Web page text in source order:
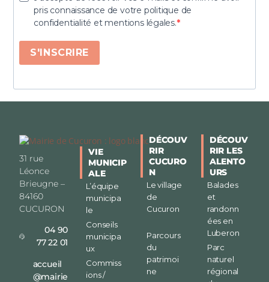
pris connaissance de votre politique de
confidentialité et mentions légales.
S'INSCRIRE
31 rue
Léonce
Brieugne –
84160
CUCURON
04 90
77 22 01
accueil
@mairie
VIE
MUNICIP
ALE
L’équipe
municipa
le
Conseils
municipa
ux
Commiss
ions /
DÉCOUV
RIR
CUCURO
N
Le village
de
Cucuron
Parcours
du
patrimoi
ne
DÉCOUV
RIR LES
ALENTO
URS
Balades
et
randonn
ées en
Luberon
Parc
naturel
régional